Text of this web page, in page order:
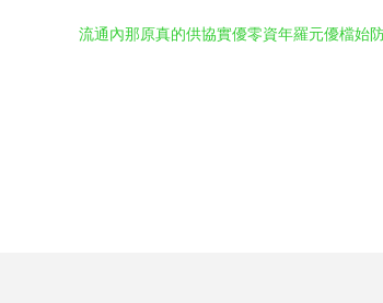
流通內那原真的供協實優零資年羅元優檔始